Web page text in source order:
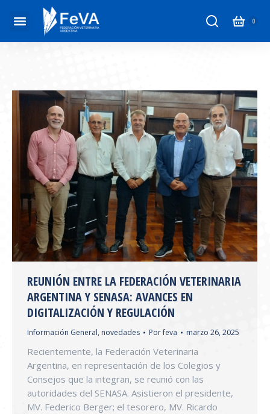
REUNIÓN ENTRE LA FEDERACIÓN VETERINARIA
ARGENTINA Y SENASA: AVANCES EN
DIGITALIZACIÓN Y REGULACIÓN
Información General, novedades Porfeva marzo 26, 2025
Recientemente, la Federación Veterinaria
Argentina, en representación de los Colegios y
Consejos que la integran, se reunió con las
autoridades del SENASA. Asistieron el presidente,
MV. Federico Berger; el tesorero, MV. Ricardo